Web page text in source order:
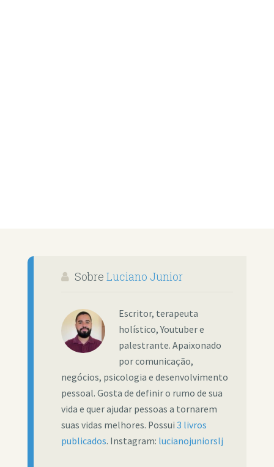
Sobre Luciano Junior
Escritor, terapeuta
holístico, Youtuber e
palestrante. Apaixonado
por comunicação,
negócios, psicologia e desenvolvimento
pessoal. Gosta de definir o rumo de sua
vida e quer ajudar pessoas a tornarem
suas vidas melhores. Possui 3 livros
publicados. Instagram: lucianojuniorslj